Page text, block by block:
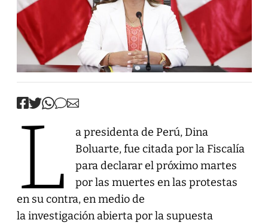
L
a presidenta de Perú, Dina
Boluarte, fue citada por la Fiscalía
para declarar el próximo martes
por las muertes en las protestas
en su contra, en medio de
la investigación abierta por la supuesta